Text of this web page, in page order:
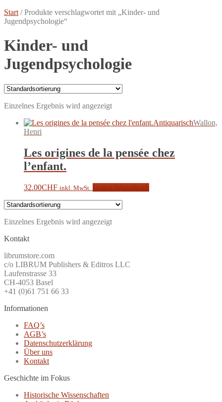
Start /Produkte verschlagwortet mit „Kinder- und
Jugendpsychologie“
Kinder- und
Jugendpsychologie
Einzelnes Ergebnis wird angezeigt
AntiquarischWallon,
Henri
Les origines de la pensée chez
l’enfant.
32.00CHF inkl. MwSt.
Einzelnes Ergebnis wird angezeigt
Kontakt
librumstore.com
c/o LIBRUM Publishers & Editros LLC
Laufenstrasse 33
CH-4053 Basel
+41 (0)61 751 66 33
Informationen
FAQ’s
AGB’s
Datenschutzerklärung
Über uns
Kontakt
Geschichte im Fokus
Historische Wissenschaften